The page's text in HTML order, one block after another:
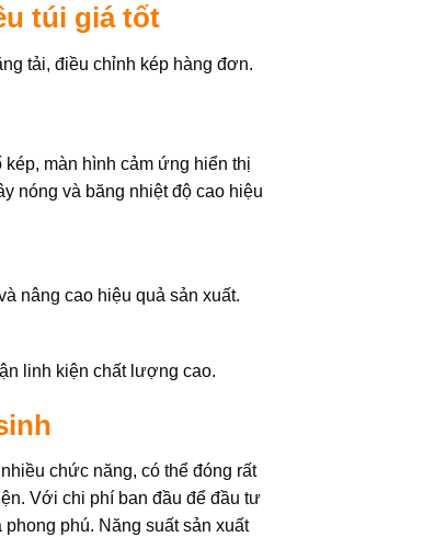
túi giá tốt
tải, điều chỉnh kép hàng đơn.
màn hình cảm ứng hiển thị
nóng và băng nhiệt độ cao hiệu
nâng cao hiệu quả sản xuất.
linh kiện chất lượng cao.
chức năng, có thể đóng rất
Với chi phí ban đầu để đầu tư
phú. Năng suất sản xuất